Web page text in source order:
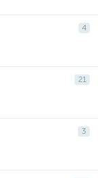
4
21
3